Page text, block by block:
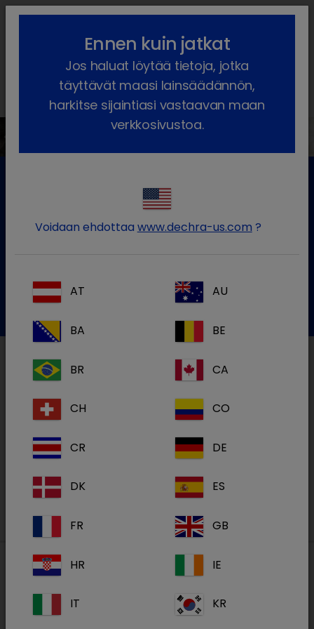
lock_outline search menu
Terapia-alueet
Lemmikkieläimet
Hevoset
Paikalliset osoitteet
Ennen kuin jatkat
Jos haluat löytää tietoja, jotka
täyttävät maasi lainsäädännön,
harkitse sijaintiasi vastaavan maan
verkkosivustoa.
Voidaan ehdottaa www.dechra-us.com ?
AT AU
BA BE
BR CA
CH CO
CR DE
DK ES
FR GB
HR IE
IT KR